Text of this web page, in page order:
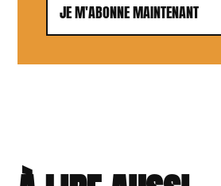
JE M'ABONNE MAINTENANT